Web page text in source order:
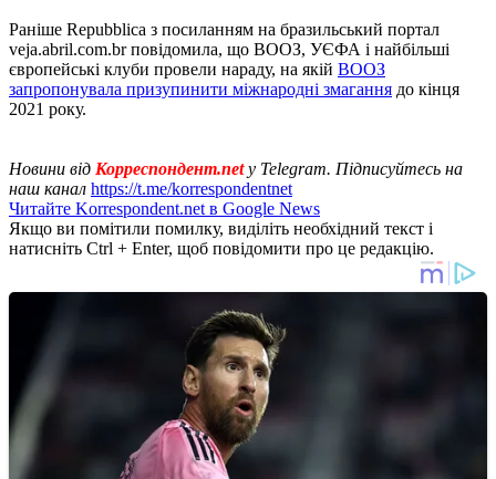
Раніше Repubblica з посиланням на бразильський портал
veja.abril.com.br повідомила, що ВООЗ, УЄФА і найбільші
європейські клуби провели нараду, на якій ВООЗ
запропонувала призупинити міжнародні змагання до кінця
2021 року.
Новини від Корреспондент.net у Telegram. Підписуйтесь на
наш канал https://t.me/korrespondentnet
Читайте Korrespondent.net в Google News
Якщо ви помітили помилку, виділіть необхідний текст і
натисніть Ctrl + Enter, щоб повідомити про це редакцію.